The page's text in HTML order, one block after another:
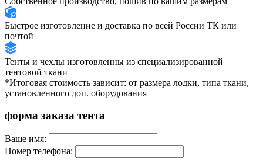
Быстрое изготовление и доставка по всей России ТК или
почтой
Тенты и чехлы изготовленны из специализированной
тентовой ткани
*Итоговая стоимость зависит: от размера лодки, типа ткани,
установленного доп. оборудования
форма заказа тента
Ваше имя:
Номер телефона: